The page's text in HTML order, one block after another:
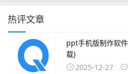
热评文章
ppt手机版制作软
载)
2025-12-27